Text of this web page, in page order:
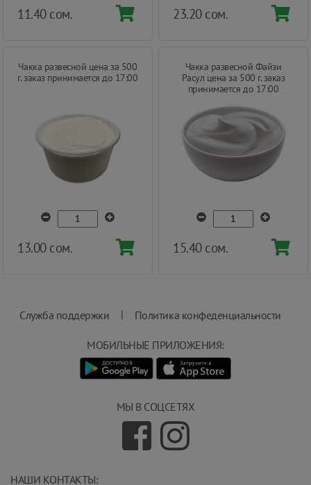
11.40 сом. 23.20 сом.
Чакка развесной цена за 500
г. заказ принимается до 17:00
13.00 сом.
Чакка развесной Файзи
Расул цена за 500 г. заказ
принимается до 17:00
15.40 сом.
Служба поддержки | Политика конфеденциальности
МЫ В СОЦСЕТЯХ
НАШИ КОНТАКТЫ:
МОБИЛЬНЫЕ ПРИЛОЖЕНИЯ: